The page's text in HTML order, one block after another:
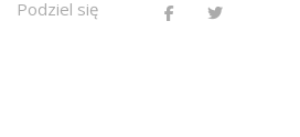
Podziel się